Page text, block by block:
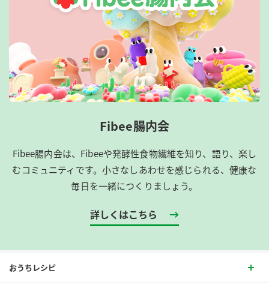
Fibee腸内会
Fibee腸内会は、​Fibeeや発酵性食物繊維を知り、語り、楽し
むコミュニティです。​小さなしあわせを感じられる、健康な
毎日を一緒につくりましょう。
詳しくはこちら
おうちレシピ